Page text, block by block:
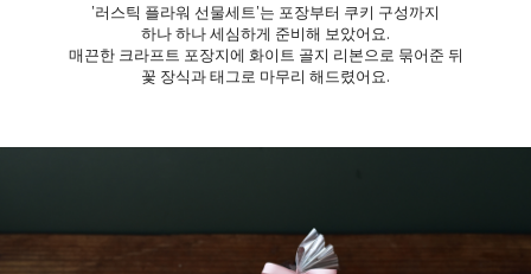
'러스틱 플라워 선물세트'는 포장부터 쿠키 구성까지
하나 하나 세심하게 준비해 보았어요.
매끈한 크라프트 포장지에 화이트 골지 리본으로 묶어준 뒤
꽃 장식과 태그로 마무리 해드렸어요.